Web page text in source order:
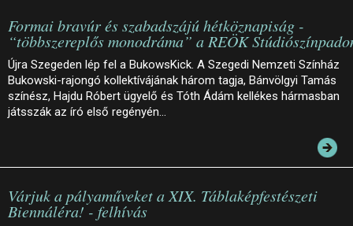
Formai bravúr és szabadszájú hétköznapiság -
“többszereplős monodráma” a REÖK
Újra Szegeden lép fel a BukowsKick. A Szegedi Nemzeti Színház
Bukowski-rajongó kollektívájának három tagja, Bánvölgyi Tamás
színész, Hajdu Róbert ügyelő és Tóth Ádám kellékes hármasban
játsszák az író első regényén…
Várjuk a pályaműveket a XIX. Táblaképfestészeti
Biennáléra! - felhívás